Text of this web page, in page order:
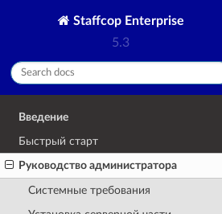
Staffcop Enterprise
5.3
Введение
Быстрый старт
Руководство администратора
Системные требования